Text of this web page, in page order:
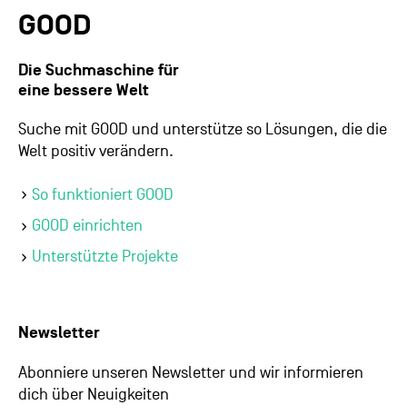
GOOD
Die Suchmaschine für
eine bessere Welt
Suche mit GOOD und unterstütze so Lösungen, die die
Welt positiv verändern.
So funktioniert GOOD
GOOD einrichten
Unterstützte Projekte
Newsletter
Abonniere unseren Newsletter und wir informieren
dich über Neuigkeiten